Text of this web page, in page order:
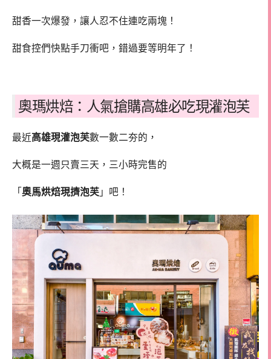
甜香一次爆發，讓人忍不住連吃兩塊！
甜食控們快點手刀衝吧，錯過要等明年了！
奧瑪烘焙：人氣搶購高雄必吃現灌泡芙
最近高雄現灌泡芙數一數二夯的，
大概是一週只賣三天，三小時完售的
「 奧馬烘焙現擠泡芙 」吧！